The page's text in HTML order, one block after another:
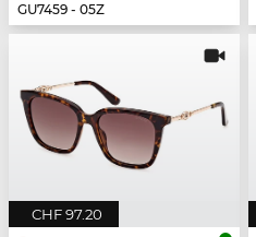
GU7459 - 05Z
CHF 97.20